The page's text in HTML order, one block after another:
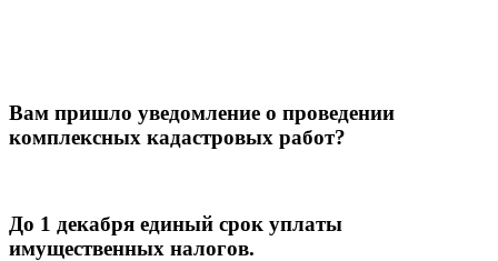
Вам пришло уведомление о проведении
комплексных кадастровых работ?
До 1 декабря единый срок уплаты
имущественных налогов.